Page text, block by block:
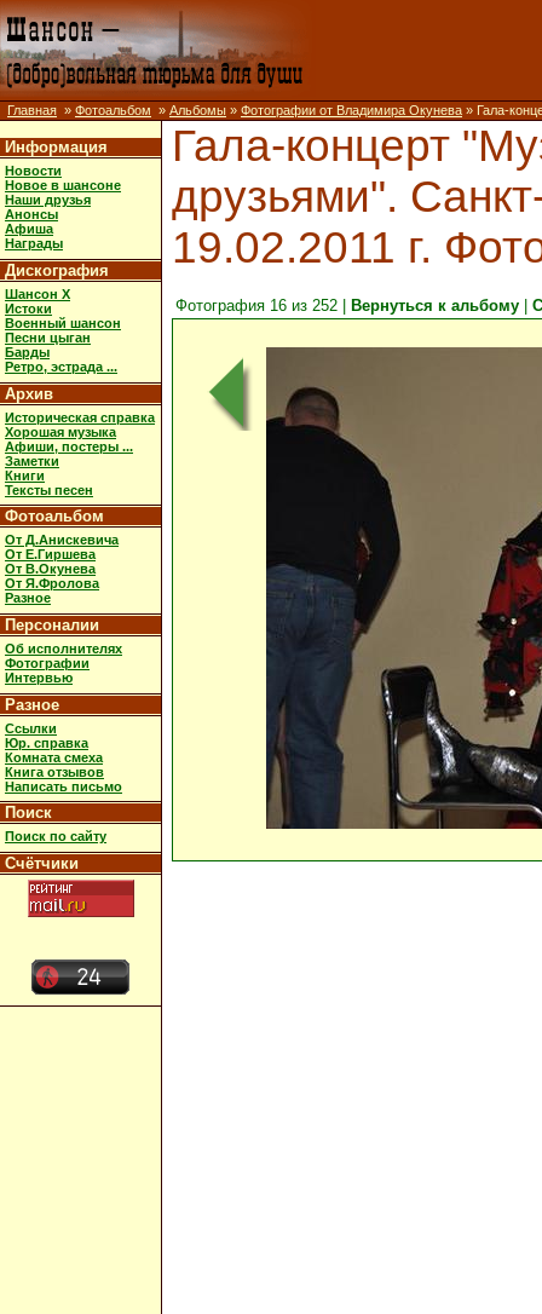
Главная » Фотоальбом » Альбомы » Фотографии от Владимира Окунева » Гала-
Информация
Новости
Новое в шансоне
Наши друзья
Анонсы
Афиша
Награды
Дискография
Шансон X
Истоки
Военный шансон
Песни цыган
Барды
Ретро, эстрада ...
Архив
Историческая справка
Хорошая музыка
Афиши, постеры ...
Заметки
Книги
Тексты песен
Фотоальбом
От Д.Анискевича
От Е.Гиршева
От В.Окунева
От Я.Фролова
Разное
Персоналии
Об исполнителях
Фотографии
Интервью
Разное
Ссылки
Юр. справка
Комната смеха
Книга отзывов
Написать письмо
Поиск
Поиск по сайту
Счётчики
Гала-концерт
друзьями".
19.02.2011 г.
Фотография 16 из 252 | Вернуться к альбому